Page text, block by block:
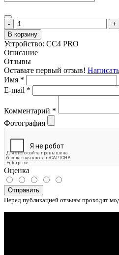
-
+
В корзину
Устройство: CC4 PRO
Описание
Отзывы
Оставьте первый отзыв!
Имя *
E-mail *
Комментарий *
Фотография
Оценка
Отправить
Перед публикацией отзывы проходят